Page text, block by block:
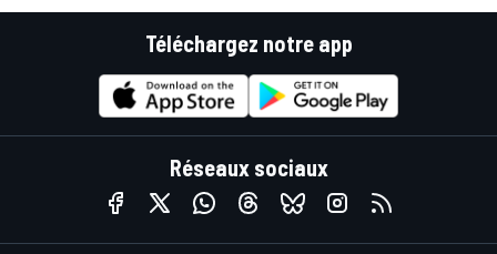
Téléchargez notre app
Réseaux sociaux